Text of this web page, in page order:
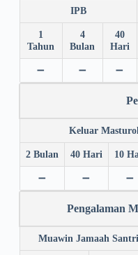
IPB
1
Tahun
4
Bulan
40
Hari
➖ ➖ ➖
Keluar
2 Bulan 40 Hari 10
➖ ➖ ➖
Pengalaman
Muawin Jamaah Santri